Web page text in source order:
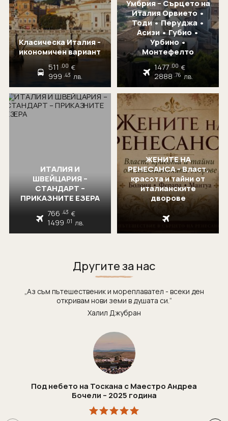
Класическа Италия -
икономичен вариант
511 .00 €
999 .43 лв.
Умбрия – Сърцето на
Италия Орвието •
Тоди • Перуджа •
Асизи • Губио •
Урбино •
Монтефелто
1477 .00 €
2888 .76 лв.
ИТАЛИЯ И
ШВЕЙЦАРИЯ –
СТАНДАРТ –
ПРИКАЗНИТЕ ЕЗЕРА
766 .43 €
1499 .01 лв.
ЖЕНИТЕ НА
РЕНЕСАНСА - Власт,
красота и тайни от
италианските
дворове
Другите за нас
„Аз съм пътешественик и мореплавател - всеки ден
откривам нови земи в душата си.“
Халил Джубран
Под небето на Тоскана с Маестро Андреа
Бочели – 2025 година